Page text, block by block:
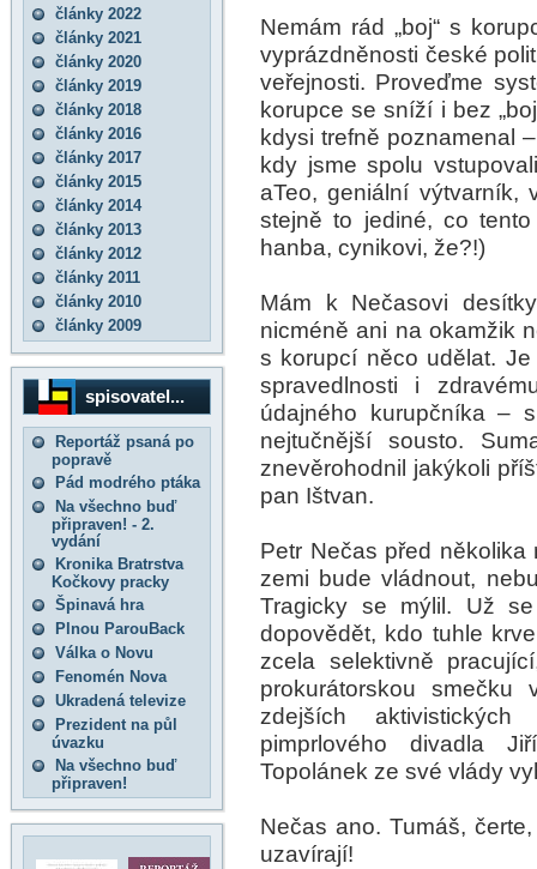
články 2022
články 2021
články 2020
články 2019
články 2018
články 2016
články 2017
články 2015
články 2014
články 2013
články 2012
články 2011
články 2010
články 2009
spisovatel...
Reportáž psaná po
popravě
Pád modrého ptáka
Na všechno buď
připraven! - 2.
vydání
Kronika Bratrstva
Kočkovy pracky
Špinavá hra
Plnou ParouBack
Válka o Novu
Fenomén Nova
Ukradená televize
Prezident na půl
úvazku
Na všechno buď
připraven!
Nemám rád „boj“ s
vyprázdněnosti české
veřejnosti. Proveďme
korupce se sníží i bez
kdysi trefně poznamenal
kdy jsme spolu
aTeo, geniální výtvarník,
stejně to jediné, co
hanba, cynikovi, že?!)
Mám k Nečasovi
nicméně ani na okamžik
s korupcí něco udělat.
spravedlnosti i
údajného kurupčníka –
nejtučnější sousto.
znevěrohodnil jakýkoli
pan Ištvan.
Petr Nečas před
zemi bude vládnout,
Tragicky se mýlil. Už
dopovědět, kdo tuhle
zcela selektivně
prokurátorskou
zdejších
pimprlového divadla
Topolánek ze své vlády
Nečas ano. Tumáš,
uzavírají!